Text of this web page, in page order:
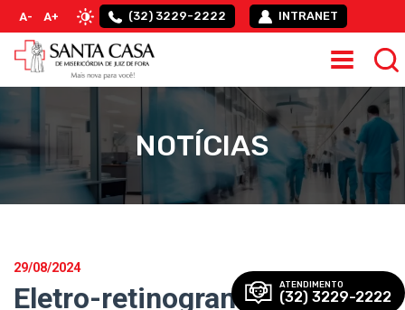
ATENDIMENTO
(32) 3229-2222
A- A+ (32) 3229-2222 INTRANET
NOTÍCIAS
29/08/2024
Eletro-retinograma e eletro-